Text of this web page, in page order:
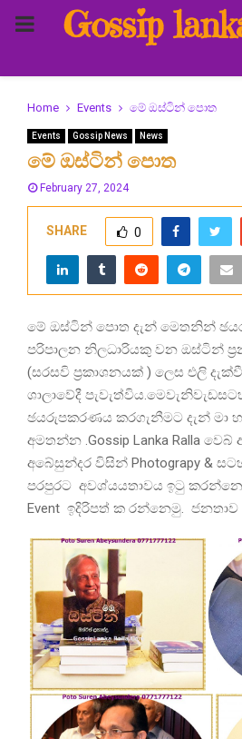
PRIMARY
MENU
Gossip
Home Events මේ ඔස්ටින් පොත
Events Gossip News News
මේ ඔස්ටින් පොත
February 27, 2024
SHARE 0
මේ ඔස්ටින් පොත දැන් මෙතනින්
පරිපාලන නිලධාරියකු වන ඔස්ටින්
(සරසවි ප්‍රකාශනයක් ) ලෙස එලි
ශාලාවේදී
ඡයරුපකරණය කරගැනීමට දැන් මා හට
අමතන්න .Gossip Lanka Ralla
අබේසුන්දර විසින් Photograpy &
පරපුරට අවශ්යයතාවය ඉටු
Event ඉදිරිපත් ක රන්නෙමු.